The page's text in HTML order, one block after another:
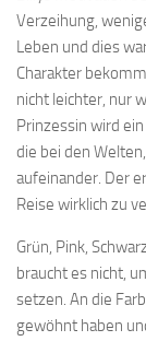
Verzeihung,
Leben und dies
Charakter
nicht leichter, nur
Prinzessin wird
die bei den
aufeinander. Der
Reise wirklich zu
Grün, Pink,
braucht es nicht,
setzen. An die
gewöhnt haben